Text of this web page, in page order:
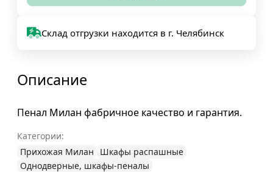
Склад отгрузки находится в г. Челябинск
Описание
Пенал Милан фабричное качество и гарантия.
Категории:
Прихожая Милан
Шкафы распашные
Однодверные, шкафы-пеналы